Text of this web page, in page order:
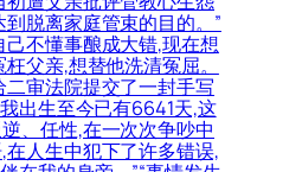
脱离家庭管束的目的。”
不懂事酿成大错,现在想
父亲,想替他洗清冤屈。
审法院提交了一封手写
出生至今已有6641天,这
、任性,在一次次争吵中
人生中犯下了许多错误,